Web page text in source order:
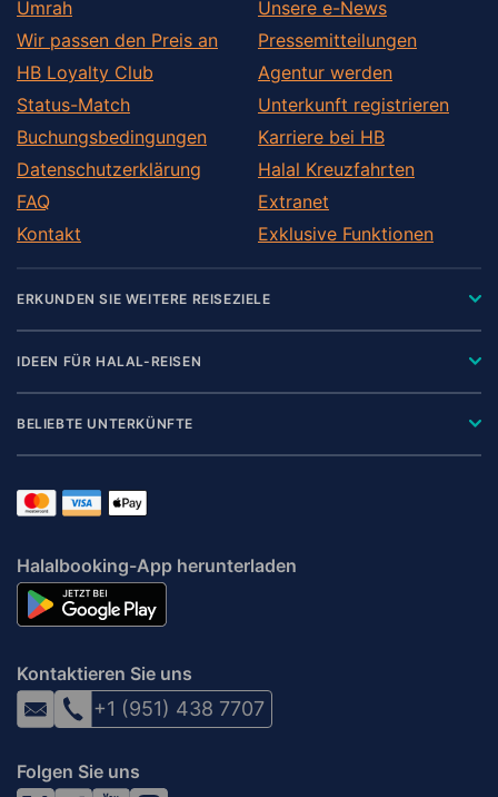
Umrah
Wir passen den Preis an
HB Loyalty Club
Status-Match
Buchungsbedingungen
Datenschutzerklärung
FAQ
Kontakt
Unsere e-News
Pressemitteilungen
Agentur werden
Unterkunft registrieren
Karriere bei HB
Halal Kreuzfahrten
Extranet
Exklusive Funktionen
ERKUNDEN SIE WEITERE REISEZIELE
IDEEN FÜR HALAL-REISEN
BELIEBTE UNTERKÜNFTE
Halalbooking-App herunterladen
Kontaktieren Sie uns
+1 (951) 438 7707
Folgen Sie uns